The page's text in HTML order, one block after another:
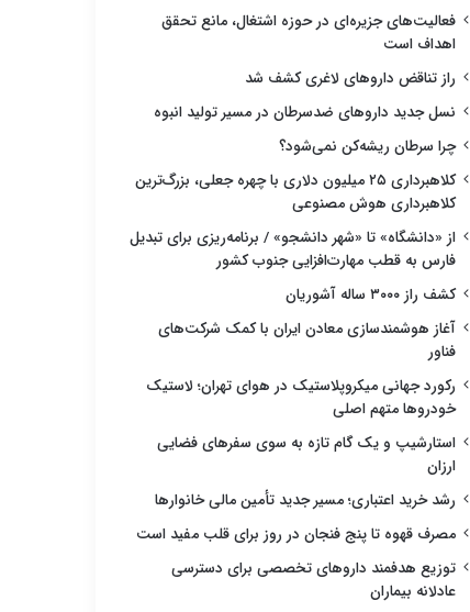
فعالیت‌های جزیره‌ای در حوزه اشتغال، مانع تحقق
اهداف است
راز تناقض داروهای لاغری کشف شد
نسل جدید داروهای ضدسرطان در مسیر تولید انبوه
چرا سرطان ریشه‌کن نمی‌شود؟
کلاهبرداری ۲۵ میلیون دلاری با چهره جعلی، بزرگ‌ترین
کلاهبرداری هوش مصنوعی
از «دانشگاه» تا «شهر دانشجو» / برنامه‌ریزی برای تبدیل
فارس به قطب مهارت‌افزایی جنوب کشور
کشف راز ۳۰۰۰ ساله آشوریان
آغاز هوشمندسازی معادن ایران با کمک شرکت‌های
فناور
رکورد جهانی میکروپلاستیک در هوای تهران؛ لاستیک
خودروها متهم اصلی
استارشیپ و یک گام تازه به سوی سفرهای فضایی
ارزان
رشد خرید اعتباری؛ مسیر جدید تأمین مالی خانوارها
مصرف قهوه تا پنج فنجان در روز برای قلب مفید است
توزیع هدفمند داروهای تخصصی برای دسترسی
عادلانه بیماران